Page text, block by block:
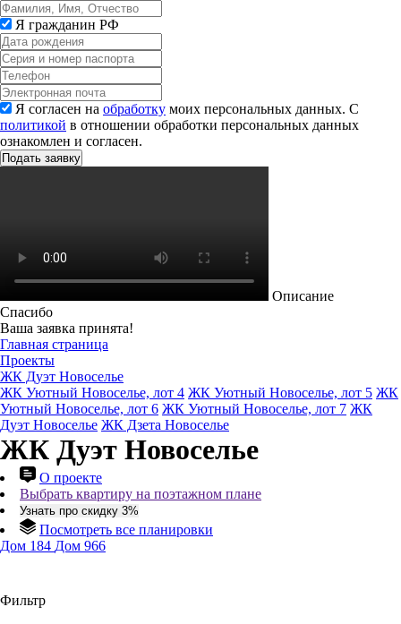
Я гражданин РФ
Я согласен на обработку моих персональных данных. С
политикой в отношении обработки персональных данных
ознакомлен и согласен.
Описание
Спасибо
Ваша заявка принята!
Главная страница
Проекты
ЖК Дуэт Новоселье
ЖК Уютный Новоселье, лот 4 ЖК Уютный Новоселье, лот 5 ЖК
Уютный Новоселье, лот 6 ЖК Уютный Новоселье, лот 7 ЖК
Дуэт Новоселье ЖК Дзета Новоселье
ЖК Дуэт Новоселье
О проекте
Выбрать квартиру на поэтажном плане
Узнать про скидку 3%
Посмотреть все планировки
Дом 184 Дом 966
Фильтр